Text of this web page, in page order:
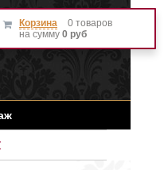
Корзина
0 товаров
на сумму 0 руб